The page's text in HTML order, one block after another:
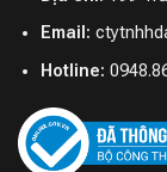
Email:
Hotline: